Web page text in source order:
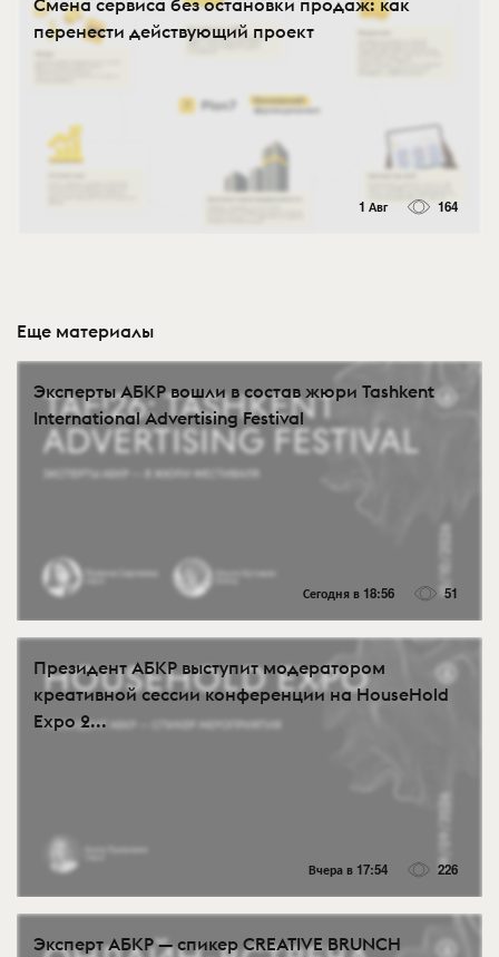
перенести действующий проект
1 Авг 164
Еще материалы
Эксперты АБКР вошли в состав жюри Tashkent
International Advertising Festival
Сегодня в 18:56 51
Президент АБКР выступит модератором
креативной сессии конференции на HouseHold
Expo 2...
Вчера в 17:54 226
Эксперт АБКР — спикер CREATIVE BRUNCH